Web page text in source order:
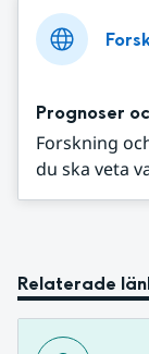
Prognoser
Forskning
du ska veta
Relaterade